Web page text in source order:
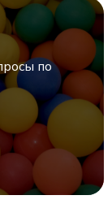
по